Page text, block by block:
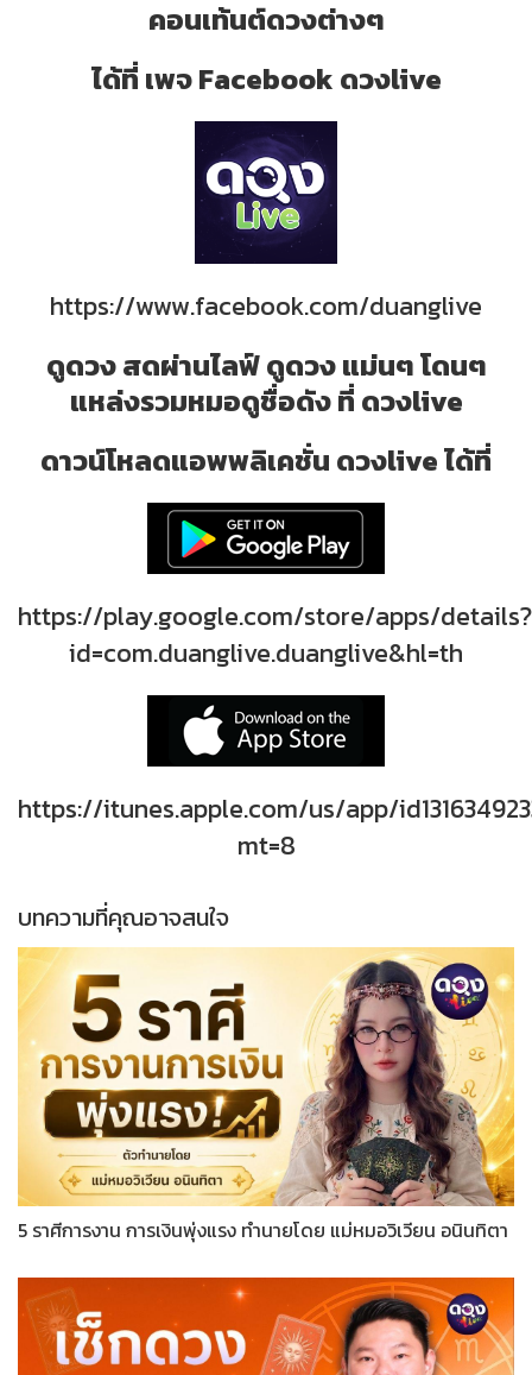
คอนเท้นต์ดวงต่างๆ
ได้ที่ เพจ Facebook ดวงlive
https://www.facebook.com/duanglive
ดูดวง สดผ่านไลฟ์ ดูดวง แม่นๆ โดนๆ
แหล่งรวมหมอดูชื่อดัง ที่ ดวงlive
ดาวน์โหลดแอพพลิเคชั่น ดวงlive ได้ที่
https://play.google.com/store/apps/details?
id=com.duanglive.duanglive&hl=th
https://itunes.apple.com/us/app/
mt=8
บทความที่คุณอาจสนใจ
5 ราศีการงาน การเงินพุ่งแรง ทำนายโดย แม่หมอวิเวียน อนินทิตา